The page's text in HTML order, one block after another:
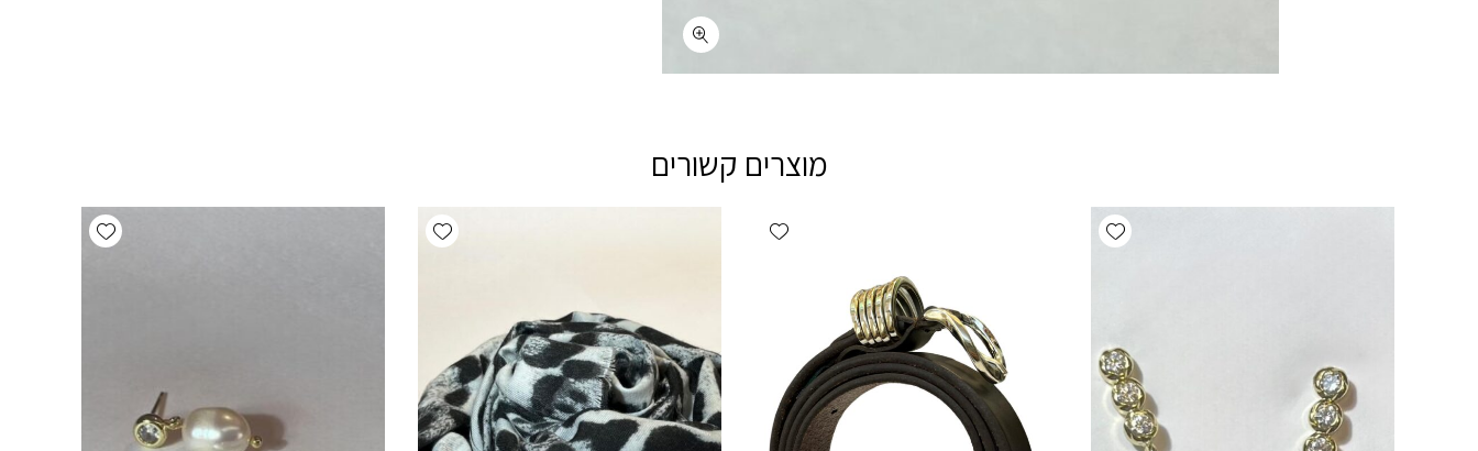
מוצרים קשורים
Add wishlist
Add wishlist
Add wishlist
Add wishlist